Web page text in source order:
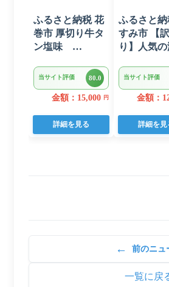
ふるさと納税 花
巻市 厚切り牛タ
ン塩味
ク)当サイト評価 80.0
金額：15,000 円
詳細を見る
ふるさと納
すみ市 【
り】人気
塩 塩銀鮭
とし(端材)
当サイト評価
金額：
詳細を見
← 前のニュ
一覧に戻